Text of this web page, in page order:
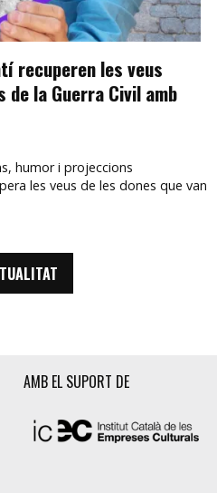
recuperen les veus
de la Guerra Civil amb
humor i projeccions
les veus de les dones que van
AMB EL SUPORT DE